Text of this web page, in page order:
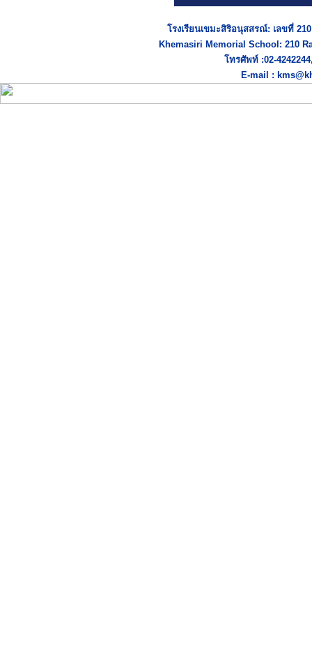
โรงเรียนเขมะสิริอนุสสรณ์: เลขที่
Khemasiri Memorial School: 210
โทรศัพท์ :02-
E-mail :